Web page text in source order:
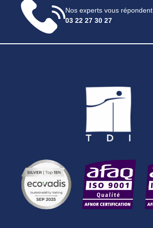
Nos experts vous répondent
03 22 27 30 27